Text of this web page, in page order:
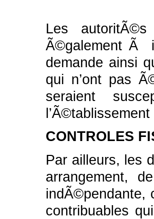
Les
Ã©galement Ã
demande ainsi
qui n’ont pas
seraient
CONTROLES
Par ailleurs, les
arrangement,
indÃ©pendante,
contribuables